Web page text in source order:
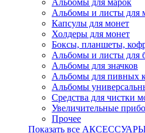
Альбомы для марок
Альбомы и листы для
Капсулы для монет
Холдеры для монет
Боксы, планшеты,
Альбомы и листы для
Альбомы для значков
Альбомы для пивных
Альбомы
Средства для чистки
Увеличительные
Прочее
Показать все